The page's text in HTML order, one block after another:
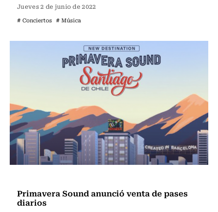
Jueves 2 de junio de 2022
# Conciertos # Música
Primavera Sound anunció venta de pases
diarios